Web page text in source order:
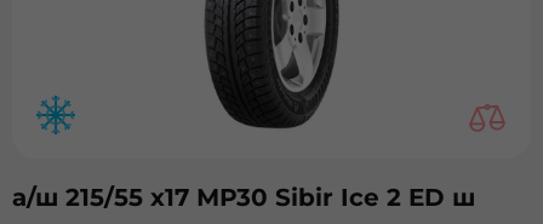
а/ш 215/55 х17 МР30 Sibir Ice 2 ED ш